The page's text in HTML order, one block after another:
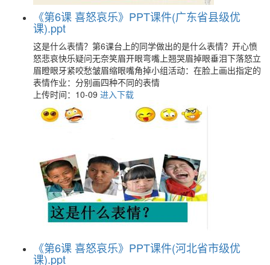
《第6课 喜怒哀乐》PPT课件(广东省县级优
课).ppt
这是什么表情？第6课台上的同学做出的是什么表情？开心愤
怒悲哀快乐疑问无奈笑眉开眼弯嘴上翘哭眉掉眼垂泪下落怒立
眉瞪眼牙紧咬愁皱眉缩眼嘴角掉小组活动：在脸上画出指定的
表情作业：分别画四种不同的表情
上传时间：10-09 进入下载
《第6课 喜怒哀乐》PPT课件(河北省市级优
课).ppt